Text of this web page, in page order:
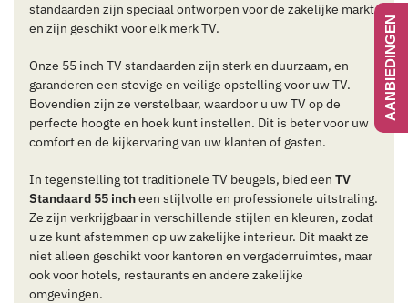
standaarden zijn speciaal ontworpen voor de zakelijke markt
en zijn geschikt voor elk merk TV.
Onze 55 inch TV standaarden zijn sterk en duurzaam, en
garanderen een stevige en veilige opstelling voor uw TV.
Bovendien zijn ze verstelbaar, waardoor u uw TV op de
perfecte hoogte en hoek kunt instellen. Dit is beter voor uw
comfort en de kijkervaring van uw klanten of gasten.
In tegenstelling tot traditionele TV beugels, bied een TV
Standaard 55 incheen stijlvolle en professionele uitstraling.
Ze zijn verkrijgbaar in verschillende stijlen en kleuren, zodat
u ze kunt afstemmen op uw zakelijke interieur. Dit maakt ze
niet alleen geschikt voor kantoren en vergaderruimtes, maar
ook voor hotels, restaurants en andere zakelijke
omgevingen.
AANBIEDINGEN